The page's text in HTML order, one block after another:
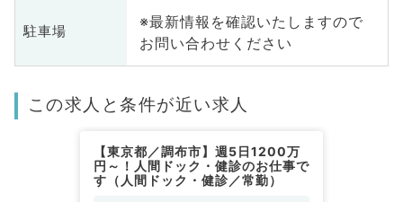
駐車場
※最新情報を確認いたしますので
お問い合わせください
この求人と条件が近い求人
【東京都／調布市】週5日1200万
円～！人間ドック・健診のお仕事で
す（人間ドック・健診／常勤）